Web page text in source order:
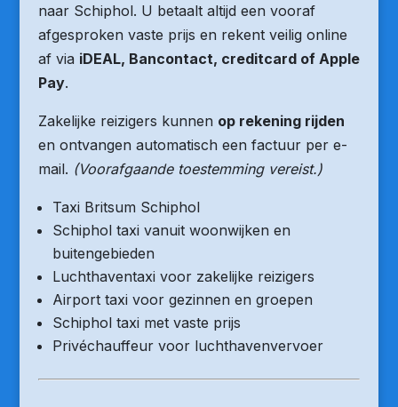
naar Schiphol. U betaalt altijd een vooraf
afgesproken vaste prijs en rekent veilig online
af via iDEAL, Bancontact, creditcard of Apple
Pay.
Zakelijke reizigers kunnen op rekening rijden
en ontvangen automatisch een factuur per e-
mail. (Voorafgaande toestemming vereist.)
Taxi Britsum Schiphol
Schiphol taxi vanuit woonwijken en
buitengebieden
Luchthaventaxi voor zakelijke reizigers
Airport taxi voor gezinnen en groepen
Schiphol taxi met vaste prijs
Privéchauffeur voor luchthavenvervoer